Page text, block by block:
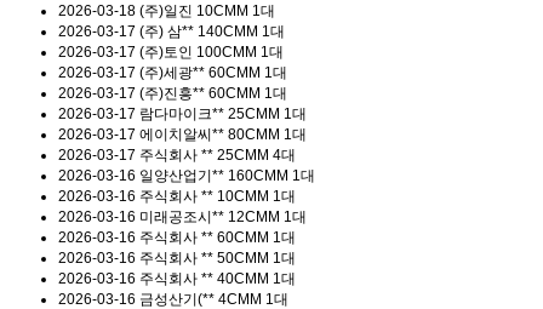
2026-03-18 (주)일진 10CMM 1대
2026-03-17 (주) 삼** 140CMM 1대
2026-03-17 (주)토인 100CMM 1대
2026-03-17 (주)세광** 60CMM 1대
2026-03-17 (주)진흥** 60CMM 1대
2026-03-17 람다마이크** 25CMM 1대
2026-03-17 에이치알씨** 80CMM 1대
2026-03-17 주식회사 ** 25CMM 4대
2026-03-16 일양산업기** 160CMM 1대
2026-03-16 주식회사 ** 10CMM 1대
2026-03-16 미래공조시** 12CMM 1대
2026-03-16 주식회사 ** 60CMM 1대
2026-03-16 주식회사 ** 50CMM 1대
2026-03-16 주식회사 ** 40CMM 1대
2026-03-16 금성산기(** 4CMM 1대